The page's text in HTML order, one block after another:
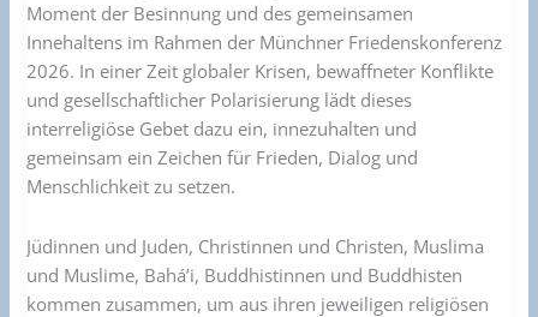
Moment der Besinnung und des gemeinsamen
Innehaltens im Rahmen der Münchner Friedenskonferenz
2026. In einer Zeit globaler Krisen, bewaffneter Konflikte
und gesellschaftlicher Polarisierung lädt dieses
interreligiöse Gebet dazu ein, innezuhalten und
gemeinsam ein Zeichen für Frieden, Dialog und
Menschlichkeit zu setzen.
Jüdinnen und Juden, Christinnen und Christen, Muslima
und Muslime, Bahá’i, Buddhistinnen und Buddhisten
kommen zusammen, um aus ihren jeweiligen religiösen